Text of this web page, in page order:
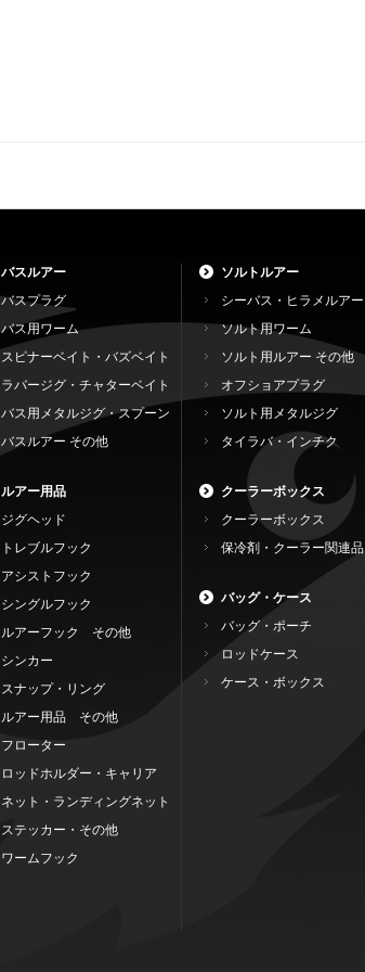
バスルアー
バスプラグ
バス用ワーム
スピナーベイト・バズベイト
ラバージグ・チャターベイト
バス用メタルジグ・スプーン
バスルアー その他
ルアー用品
ジグヘッド
トレブルフック
アシストフック
シングルフック
ルアーフック その他
シンカー
スナップ・リング
ルアー用品 その他
フローター
ロッドホルダー・キャリア
ネット・ランディングネット
ステッカー・その他
ワームフック
ソルトルアー
シーバス・ヒラメルアー
ソルト用ワーム
ソルト用ルアー その他
オフショアプラグ
ソルト用メタルジグ
タイラバ・インチク
クーラーボックス
クーラーボックス
保冷剤・クーラー関連品
バッグ・ケース
バッグ・ポーチ
ロッドケース
ケース・ボックス